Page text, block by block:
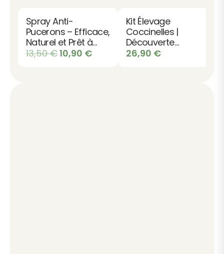
Spray Anti-
Pucerons – Efficace,
Naturel et Prêt à
l’emploi
13,50€Le
10,90 €Le
Kit Élevage
Coccinelles |
Découverte
Insectes du Jardin
26,90 €